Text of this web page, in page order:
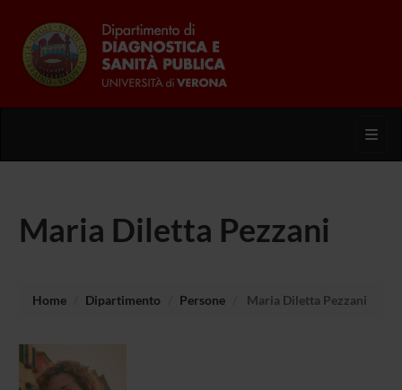
Maria Diletta Pezzani
Home Dipartimento Persone Maria Diletta Pezzani